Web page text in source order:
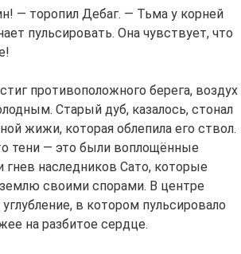
— торопил Дебаг. — Тьма у корней
пульсировать. Она чувствует, что
противоположного берега, воздух
Старый дуб, казалось, стонал
жижи, которая облепила его ствол.
тени — это были воплощённые
наследников Сато, которые
своими спорами. В центре
в котором пульсировало
на разбитое сердце.